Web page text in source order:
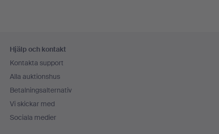
Hjälp och kontakt
Kontakta support
Alla auktionshus
Betalningsalternativ
Vi skickar med
Sociala medier